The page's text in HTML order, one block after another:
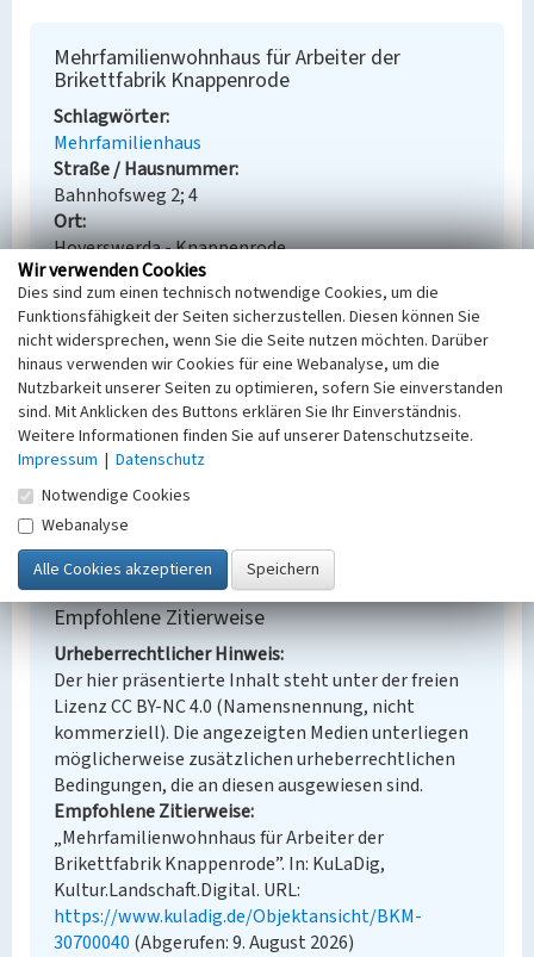
Mehrfamilienwohnhaus für Arbeiter der
Brikettfabrik Knappenrode
Schlagwörter
Mehrfamilienhaus
Straße / Hausnummer
Bahnhofsweg 2; 4
Ort
Hoyerswerda - Knappenrode
Alternativer Ortsname
Hórnikecy
Fachsicht(en)
Denkmalpflege
Erfassungsmaßstab
Keine Angabe
Erfassungsmethode
Übernahme aus externer Fachdatenbank
Historischer Zeitraum
Beginn 1959, Ende 1961
Empfohlene Zitierweise
Urheberrechtlicher Hinweis
Der hier präsentierte Inhalt steht unter der freien
Lizenz CC BY-NC 4.0 (Namensnennung, nicht
kommerziell). Die angezeigten Medien unterliegen
möglicherweise zusätzlichen urheberrechtlichen
Bedingungen, die an diesen ausgewiesen sind.
Empfohlene Zitierweise
„Mehrfamilienwohnhaus für Arbeiter der
Brikettfabrik Knappenrode”. In: KuLaDig,
Kultur.Landschaft.Digital. URL:
https://www.kuladig.de/Objektansicht/BKM-
30700040 (Abgerufen: 9. August 2026)
Wir verwenden Cookies
Dies sind zum einen technisch notwendige Cookies, um die
Funktionsfähigkeit der Seiten sicherzustellen. Diesen können Sie
nicht widersprechen, wenn Sie die Seite nutzen möchten. Darüber
hinaus verwenden wir Cookies für eine Webanalyse, um die
Nutzbarkeit unserer Seiten zu optimieren, sofern Sie einverstanden
sind. Mit Anklicken des Buttons erklären Sie Ihr Einverständnis.
Weitere Informationen finden Sie auf unserer Datenschutzseite.
Impressum | Datenschutz
Notwendige Cookies
Webanalyse